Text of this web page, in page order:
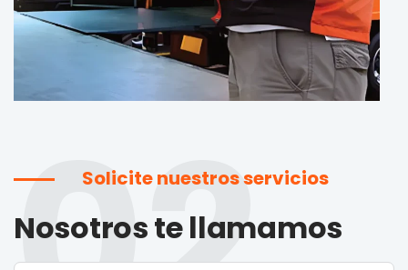
Solicite nuestros servicios
Nosotros te llamamos